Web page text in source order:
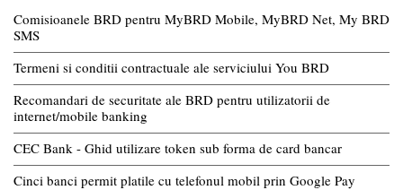
Comisioanele BRD pentru MyBRD Mobile, MyBRD Net, My BRD
SMS
Termeni si conditii contractuale ale serviciului You BRD
Recomandari de securitate ale BRD pentru utilizatorii de
internet/mobile banking
CEC Bank - Ghid utilizare token sub forma de card bancar
Cinci banci permit platile cu telefonul mobil prin Google Pay